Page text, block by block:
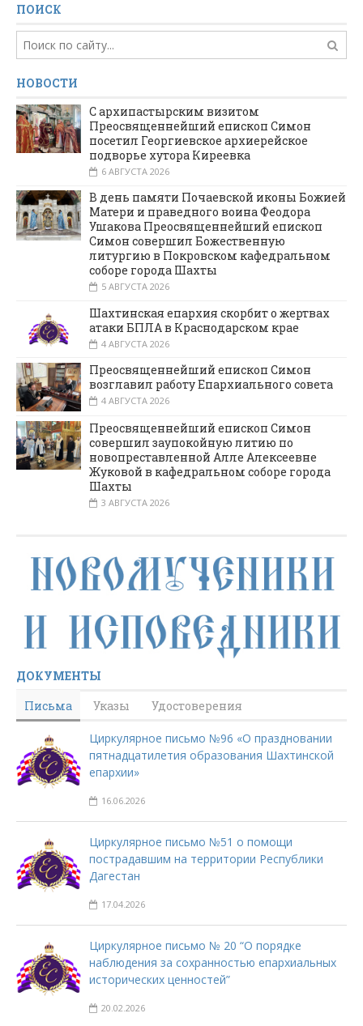
ПОИСК
НОВОСТИ
С архипастырским визитом
Преосвященнейший епископ Симон
посетил Георгиевское архиерейское
подворье хутора Киреевка
6 АВГУСТА 2026
В день памяти Почаевской иконы Божией
Матери и праведного воина Феодора
Ушакова Преосвященнейший епископ
Симон совершил Божественную
литургию в Покровском кафедральном
соборе города Шахты
5 АВГУСТА 2026
Шахтинская епархия скорбит о жертвах
атаки БПЛА в Краснодарском крае
4 АВГУСТА 2026
Преосвященнейший епископ Симон
возглавил работу Епархиального совета
4 АВГУСТА 2026
Преосвященнейший епископ Симон
совершил заупокойную литию по
новопреставленной Алле Алексеевне
Жуковой в кафедральном соборе города
Шахты
3 АВГУСТА 2026
ДОКУМЕНТЫ
Письма
Указы Удостоверения
Циркулярное письмо №96 «О праздновании
пятнадцатилетия образования Шахтинской
епархии»
16.06.2026
Циркулярное письмо №51 о помощи
пострадавшим на территории Республики
Дагестан
17.04.2026
Циркулярное письмо № 20 “О порядке
наблюдения за сохранностью епархиальных
исторических ценностей”
20.02.2026